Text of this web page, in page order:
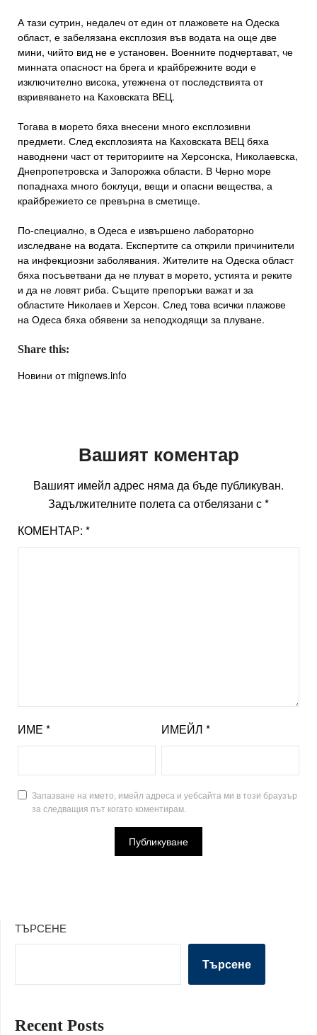
А тази сутрин, недалеч от един от плажовете на Одеска
област, е забелязана експлозия във водата на още две
мини, чийто вид не е установен. Военните подчертават, че
минната опасност на брега и крайбрежните води е
изключително висока, утежнена от последствията от
взривяването на Каховската ВЕЦ.
Тогава в морето бяха внесени много експлозивни
предмети. След експлозията на Каховската ВЕЦ бяха
наводнени част от териториите на Херсонска, Николаевска,
Днепропетровска и Запорожка области. В Черно море
попаднаха много боклуци, вещи и опасни вещества, а
крайбрежието се превърна в сметище.
По-специално, в Одеса е извършено лабораторно
изследване на водата. Експертите са открили причинители
на инфекциозни заболявания. Жителите на Одеска област
бяха посъветвани да не плуват в морето, устията и реките
и да не ловят риба. Същите препоръки важат и за
областите Николаев и Херсон. След това всички плажове
на Одеса бяха обявени за неподходящи за плуване.
Share this:
Новини от mignews.info
Вашият коментар
Вашият имейл адрес няма да бъде публикуван.
Задължителните полета са отбелязани с*
КОМЕНТАР: *
ИМЕ * ИМЕЙЛ *
Запазване на името, имейл адреса и уебсайта ми в този браузър
за следващия път когато коментирам.
ТЪРСЕНЕ
Търсене
Recent Posts